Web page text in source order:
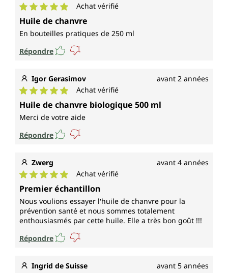
Note moyenne de 5 sur 5 étoiles
Achat vérifié
Huile de chanvre
En bouteilles pratiques de 250 ml
Répondre
Igor Gerasimov avant 2 années
Note moyenne de 5 sur 5 étoiles
Achat vérifié
Huile de chanvre biologique 500 ml
Merci de votre aide
Répondre
Zwerg avant 4 années
Note moyenne de 5 sur 5 étoiles
Achat vérifié
Premier échantillon
Nous voulions essayer l'huile de chanvre pour la
prévention santé et nous sommes totalement
enthousiasmés par cette huile. Elle a très bon goût !!!
Répondre
Ingrid de Suisse avant 5 années